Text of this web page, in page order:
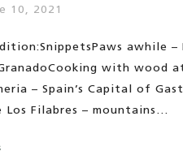
10, 2021
awhile –
with wood
– Spain’s Capital of
Los Filabres – mountains…